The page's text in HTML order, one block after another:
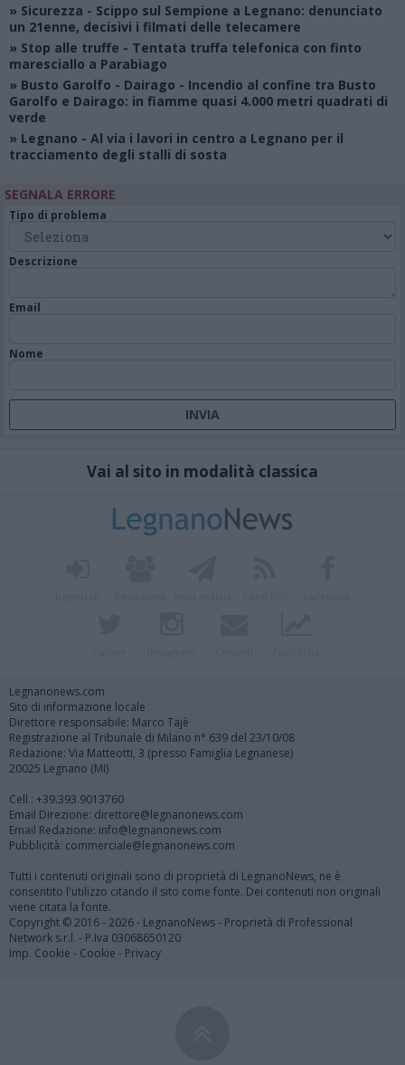
» Sicurezza - Scippo sul Sempione a Legnano: denunciato
un 21enne, decisivi i filmati delle telecamere
» Stop alle truffe - Tentata truffa telefonica con finto
maresciallo a Parabiago
» Busto Garolfo - Dairago - Incendio al confine tra Busto
Garolfo e Dairago: in fiamme quasi 4.000 metri quadrati di
verde
» Legnano - Al via i lavori in centro a Legnano per il
tracciamento degli stalli di sosta
SEGNALA ERRORE
Tipo di problema
Descrizione
Email
Nome
Vai al sito in modalità classica
Legnanonews.com
Sito di informazione locale
Direttore responsabile: Marco Tajè
Registrazione al Tribunale di Milano n° 639 del 23/10/08
Redazione: Via Matteotti, 3 (presso Famiglia Legnanese)
20025 Legnano (MI)
Cell.: +39.393.9013760
Email Direzione: direttore@legnanonews.com
Email Redazione: info@legnanonews.com
Pubblicità: commerciale@legnanonews.com
Tutti i contenuti originali sono di proprietà di LegnanoNews, ne è
consentito l'utilizzo citando il sito come fonte. Dei contenuti non originali
viene citata la fonte.
Copyright © 2016 - 2026 - LegnanoNews - Proprietà di Professional
Network s.r.l. - P.Iva 03068650120
Imp. Cookie - Cookie - Privacy